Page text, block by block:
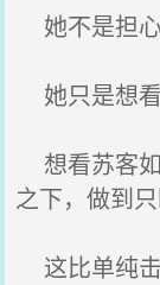
她不是担心
她只是想看
想看苏客
之下，做到只
这比单纯击